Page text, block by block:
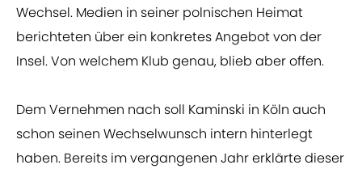
Wechsel. Medien in seiner polnischen Heimat
berichteten über ein konkretes Angebot von der
Insel. Von welchem Klub genau, blieb aber offen.
Dem Vernehmen nach soll Kaminski in Köln auch
schon seinen Wechselwunsch intern hinterlegt
haben. Bereits im vergangenen Jahr erklärte dieser